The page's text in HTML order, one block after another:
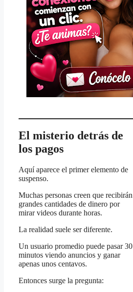
El misterio detrás de
los pagos
Aquí aparece el primer elemento de
suspenso.
Muchas personas creen que recibirán
grandes cantidades de dinero por
mirar videos durante horas.
La realidad suele ser diferente.
Un usuario promedio puede pasar 30
minutos viendo anuncios y ganar
apenas unos centavos.
Entonces surge la pregunta: